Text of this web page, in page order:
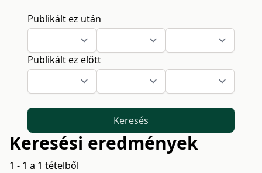
Publikált ez után
Publikált ez előtt
Keresés
Keresési eredmények
1 - 1 a 1 tételből